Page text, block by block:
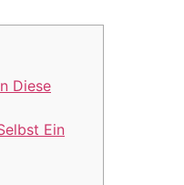
Diese
Ein